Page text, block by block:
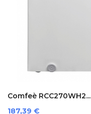
Comfeè RCC270WH2...
Prezzo
187,39 €